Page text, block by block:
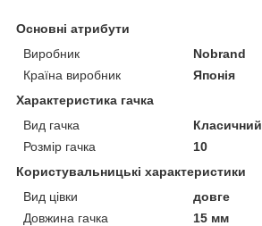
Основні атрибути
Виробник
Nobrand
Країна виробник
Японія
Характеристика гачка
Вид гачка
Класичний
Розмір гачка
10
Користувальницькі характеристики
Вид цівки
довге
Довжина гачка
15 мм